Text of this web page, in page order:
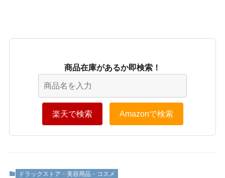
商品在庫があるか即検索！
楽天で検索 Amazonで検索
ドラックストア・美容用品・コスメ